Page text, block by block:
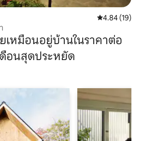
คะแนนเฉลี่ย
4.84 (19)
เหมือนอยู่บ้านในราคาต่อ
อนสุดประหยัด